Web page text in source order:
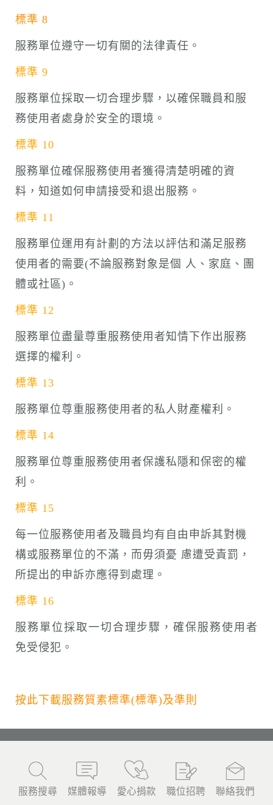
標準 8
服務單位遵守一切有關的法律責任。
標準 9
服務單位採取一切合理步驟，以確保職員和服
務使用者處身於安全的環境。
標準 10
服務單位確保服務使用者獲得清楚明確的資
料，知道如何申請接受和退出服務。
標準 11
服務單位運用有計劃的方法以評估和滿足服務
使用者的需要(不論服務對象是個 人、家庭、團
體或社區)。
標準 12
服務單位盡量尊重服務使用者知情下作出服務
選擇的權利。
標準 13
服務單位尊重服務使用者的私人財產權利。
標準 14
服務單位尊重服務使用者保護私隱和保密的權
利。
標準 15
每一位服務使用者及職員均有自由申訴其對機
構或服務單位的不滿，而毋須憂 慮遭受責罰，
所提出的申訴亦應得到處理。
標準 16
服務單位採取一切合理步驟，確保服務使用者
免受侵犯。
按此下載服務質素標準(標準)及準則
服務搜尋 媒體報導 愛心捐款 職位招聘 聯絡我們